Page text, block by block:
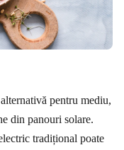
pentru mediu,
din panouri solare.
tradițional poate